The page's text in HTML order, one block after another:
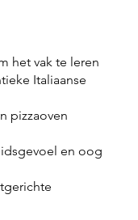
het vak te leren
Italiaanse
pizzaoven
en oog